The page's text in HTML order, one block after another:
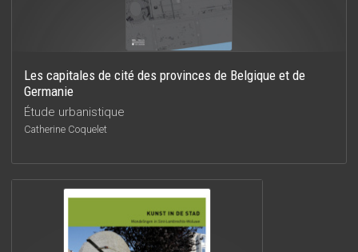
Les capitales de cité des provinces de Belgique et de
Germanie
Étude urbanistique
Catherine Coquelet